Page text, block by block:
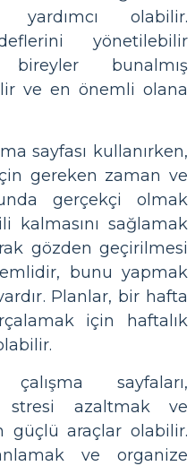
yardımcı olabilir.
yönetilebilir
bunalmış
ve en önemli olana
sayfası kullanırken,
gereken zaman ve
gerçekçi olmak
kalmasını sağlamak
gözden geçirilmesi
bunu yapmak
Planlar, bir hafta
için haftalık
sayfaları,
stresi azaltmak ve
güçlü araçlar olabilir.
ve organize